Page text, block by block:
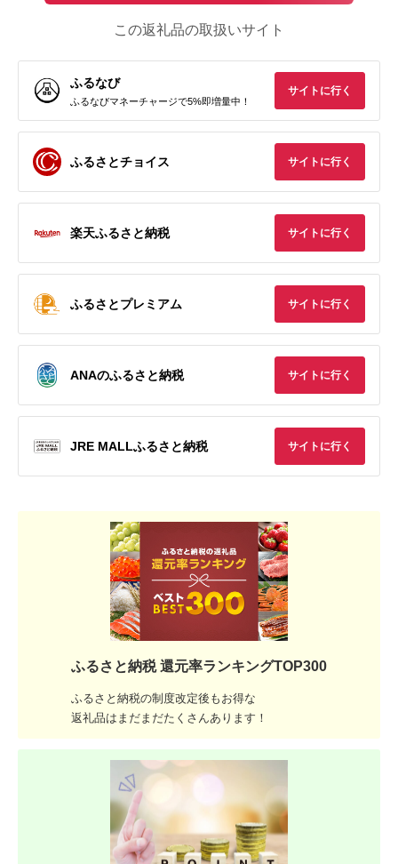
この返礼品の取扱いサイト
ふるなび
ふるなびマネーチャージで5%即増量中！
サイトに行く
ふるさとチョイス サイトに行く
楽天ふるさと納税 サイトに行く
ふるさとプレミアム サイトに行く
ANAのふるさと納税 サイトに行く
JRE MALLふるさと納税 サイトに行く
ふるさと納税 還元率ランキングTOP300
ふるさと納税の制度改定後もお得な
返礼品はまだまだたくさんあります！